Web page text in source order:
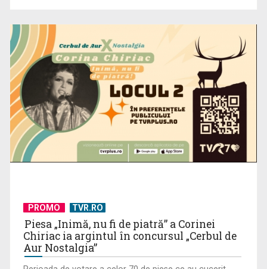
Spectacol total la TVR: David Popovici și tricolorii luptă
pentru aur la ...
PROMO TVR.RO
Piesa „Inimă, nu fi de piatră” a Corinei
Chiriac ia argintul în concursul „Cerbul de
Aur Nostalgia”